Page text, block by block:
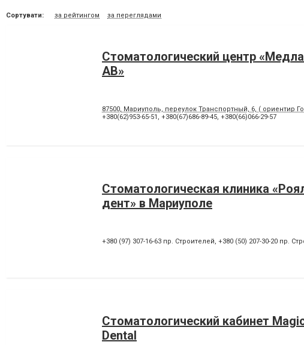
Зубні протези
Клиновидний дефект зубів
Лікування гіпоплазії емалі зубів
Лікування захворювання
Лікування під наркозом
Лікування стоматиту
Художня реставрація зубів
Хірургічне лікування зубів
Сортувати: за рейтингом за переглядами
Стоматологический центр
АВ»
87500, Мариуполь, переулок Транспортный, 6, ( ориентир
+380(62)953-65-51 , +380(67)686-89-45, +380(66)066-29-57
Стоматологическая клиника
дент» в Мариуполе
+380 (97) 307-16-63 пр. Строителей, +380 (50) 207-30-20 пр.
Стоматологический кабинет
Dental